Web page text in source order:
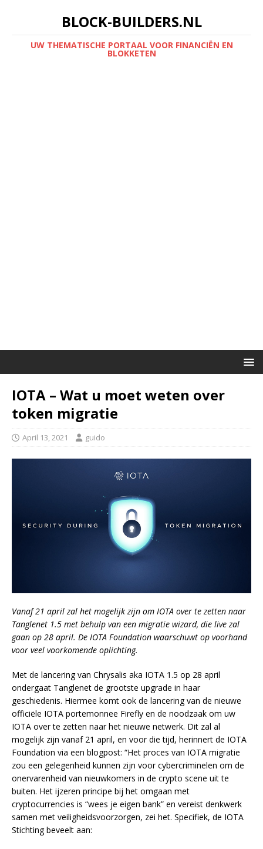
BLOCK-BUILDERS.NL
UW THEMATISCHE PORTAAL VOOR FINANCIËN EN
BLOKKETEN
IOTA – Wat u moet weten over
token migratie
April 13, 2021 guido
Vanaf 21 april zal het mogelijk zijn om IOTA over te zetten naar
Tanglenet 1.5 met behulp van een migratie wizard, die live zal
gaan op 28 april. De IOTA Foundation waarschuwt op voorhand
voor veel voorkomende oplichting.
Met de lancering van Chrysalis aka IOTA 1.5 op 28 april
ondergaat Tanglenet de grootste upgrade in haar
geschiedenis. Hiermee komt ook de lancering van de nieuwe
officiële IOTA portemonnee Firefly en de noodzaak om uw
IOTA over te zetten naar het nieuwe netwerk. Dit zal al
mogelijk zijn vanaf 21 april, en voor die tijd, herinnert de IOTA
Foundation via een blogpost: “Het proces van IOTA migratie
zou een gelegenheid kunnen zijn voor cybercriminelen om de
onervarenheid van nieuwkomers in de crypto scene uit te
buiten. Het ijzeren principe bij het omgaan met
cryptocurrencies is “wees je eigen bank” en vereist denkwerk
samen met veiligheidsvoorzorgen, zei het. Specifiek, de IOTA
Stichting beveelt aan: